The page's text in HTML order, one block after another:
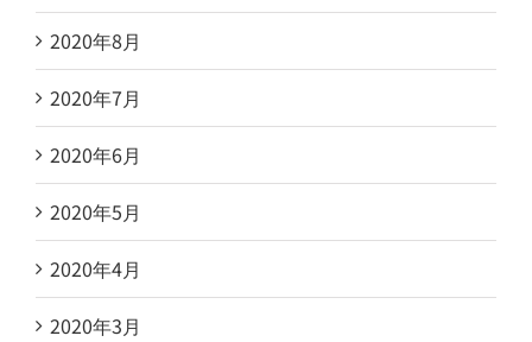
2020年8月
2020年7月
2020年6月
2020年5月
2020年4月
2020年3月